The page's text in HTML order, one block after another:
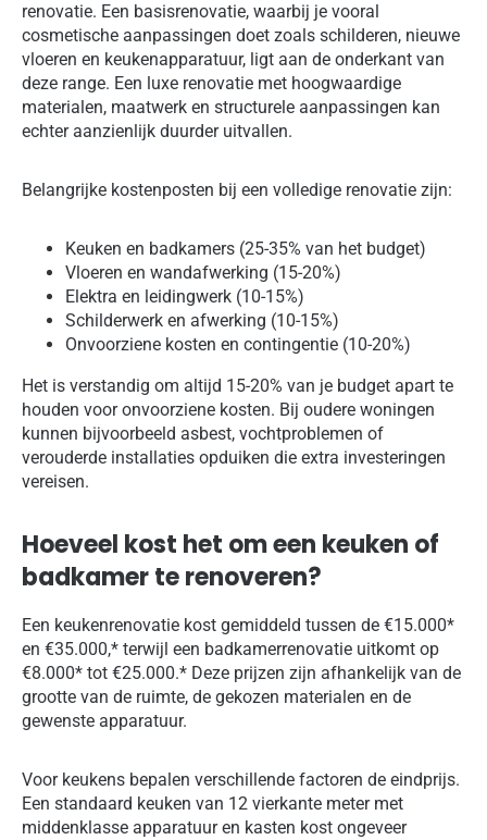
renovatie. Een basisrenovatie, waarbij je vooral
cosmetische aanpassingen doet zoals schilderen, nieuwe
vloeren en keukenapparatuur, ligt aan de onderkant van
deze range. Een luxe renovatie met hoogwaardige
materialen, maatwerk en structurele aanpassingen kan
echter aanzienlijk duurder uitvallen.
Belangrijke kostenposten bij een volledige renovatie zijn:
Keuken en badkamers (25-35% van het budget)
Vloeren en wandafwerking (15-20%)
Elektra en leidingwerk (10-15%)
Schilderwerk en afwerking (10-15%)
Onvoorziene kosten en contingentie (10-20%)
Het is verstandig om altijd 15-20% van je budget apart te
houden voor onvoorziene kosten. Bij oudere woningen
kunnen bijvoorbeeld asbest, vochtproblemen of
verouderde installaties opduiken die extra investeringen
vereisen.
Hoeveel kost het om een keuken of
badkamer te renoveren?
Een keukenrenovatie kost gemiddeld tussen de €15.000*
en €35.000,* terwijl een badkamerrenovatie uitkomt op
€8.000* tot €25.000.* Deze prijzen zijn afhankelijk van de
grootte van de ruimte, de gekozen materialen en de
gewenste apparatuur.
Voor keukens bepalen verschillende factoren de eindprijs.
Een standaard keuken van 12 vierkante meter met
middenklasse apparatuur en kasten kost ongeveer